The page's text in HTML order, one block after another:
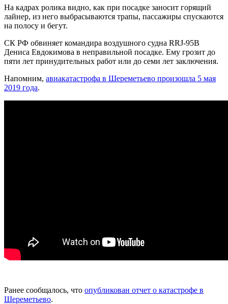
На кадрах ролика видно, как при посадке заносит горящий
лайнер, из него выбрасываются трапы, пассажиры спускаются
на полосу и бегут.
СК РФ обвиняет командира воздушного судна RRJ-95B
Дениса Евдокимова в неправильной посадке. Ему грозит до
пяти лет принудительных работ или до семи лет заключения.
Напомним, авиакатастрофа в Шереметьево произошла 5 мая
2019 года.
Ранее сообщалось, что опубликован отчет о катастрофе в
Шереметьево.